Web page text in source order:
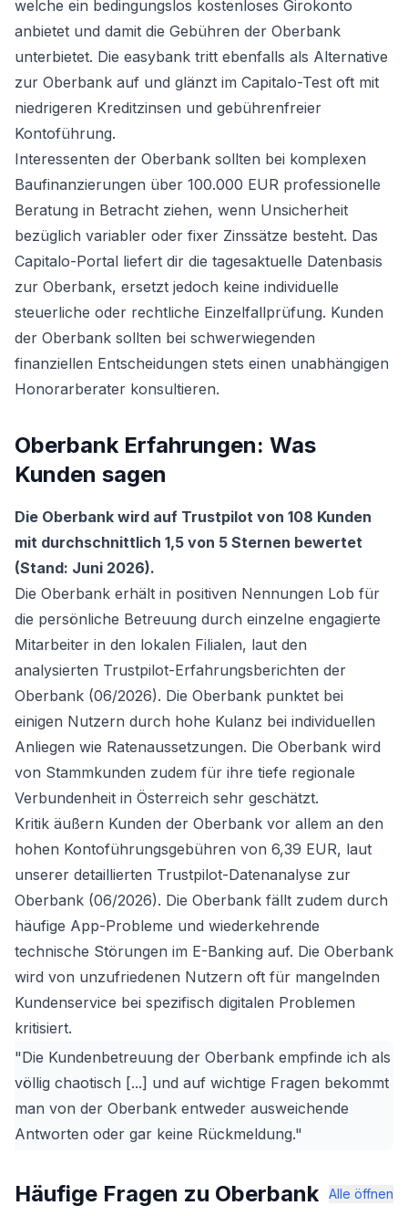
welche ein bedingungslos kostenloses Girokonto
anbietet und damit die Gebühren der Oberbank
unterbietet. Die easybank tritt ebenfalls als Alternative
zur Oberbank auf und glänzt im Capitalo-Test oft mit
niedrigeren Kreditzinsen und gebührenfreier
Kontoführung.
Interessenten der Oberbank sollten bei komplexen
Baufinanzierungen über 100.000 EUR professionelle
Beratung in Betracht ziehen, wenn Unsicherheit
bezüglich variabler oder fixer Zinssätze besteht. Das
Capitalo-Portal liefert dir die tagesaktuelle Datenbasis
zur Oberbank, ersetzt jedoch keine individuelle
steuerliche oder rechtliche Einzelfallprüfung. Kunden
der Oberbank sollten bei schwerwiegenden
finanziellen Entscheidungen stets einen unabhängigen
Honorarberater konsultieren.
Oberbank Erfahrungen: Was
Kunden sagen
Die Oberbank wird auf Trustpilot von 108 Kunden
mit durchschnittlich 1,5 von 5 Sternen bewertet
(Stand: Juni 2026).
Die Oberbank erhält in positiven Nennungen Lob für
die persönliche Betreuung durch einzelne engagierte
Mitarbeiter in den lokalen Filialen, laut den
analysierten Trustpilot-Erfahrungsberichten der
Oberbank (06/2026). Die Oberbank punktet bei
einigen Nutzern durch hohe Kulanz bei individuellen
Anliegen wie Ratenaussetzungen. Die Oberbank wird
von Stammkunden zudem für ihre tiefe regionale
Verbundenheit in Österreich sehr geschätzt.
Kritik äußern Kunden der Oberbank vor allem an den
hohen Kontoführungsgebühren von 6,39 EUR, laut
unserer detaillierten Trustpilot-Datenanalyse zur
Oberbank (06/2026). Die Oberbank fällt zudem durch
häufige App-Probleme und wiederkehrende
technische Störungen im E-Banking auf. Die Oberbank
wird von unzufriedenen Nutzern oft für mangelnden
Kundenservice bei spezifisch digitalen Problemen
kritisiert.
"Die Kundenbetreuung der Oberbank empfinde ich als
völlig chaotisch [...] und auf wichtige Fragen bekommt
man von der Oberbank entweder ausweichende
Antworten oder gar keine Rückmeldung."
Häufige Fragen zu Oberbank Alle öffnen